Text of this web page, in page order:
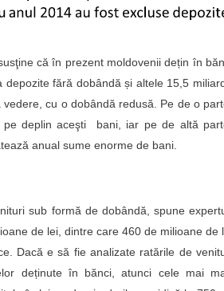
că în prezent moldovenii dețin în
depozite fără dobândă și altele 15,5
cu o dobândă redusă. Pe de o
pe deplin aceşti bani, iar pe de altă
anual sume enorme de bani.
sub formă de dobândă, spune
de lei, dintre care 460 de milioane de
Dacă e să fie analizate ratările de
deținute în bănci, atunci cele mai